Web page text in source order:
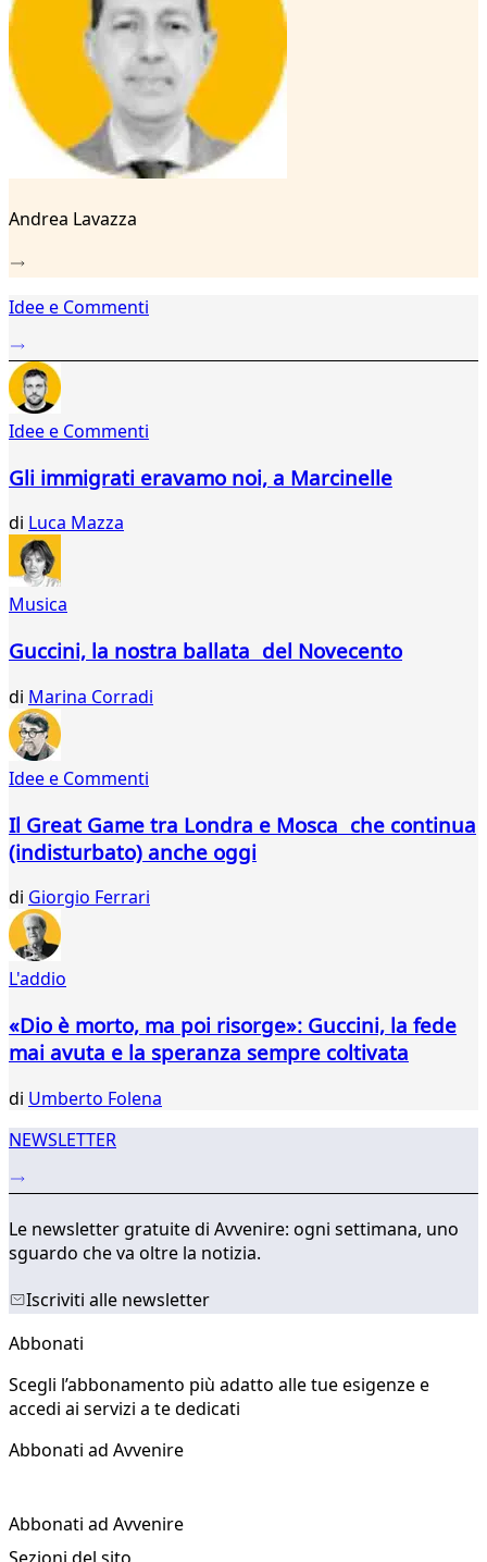
Andrea Lavazza
Idee e Commenti
Idee e Commenti
Gli immigrati eravamo noi, a Marcinelle
di Luca Mazza
Musica
Guccini, la nostra ballata del Novecento
di Marina Corradi
Idee e Commenti
Il Great Game tra Londra e Mosca che continua
(indisturbato) anche oggi
di Giorgio Ferrari
L'addio
«Dio è morto, ma poi risorge»: Guccini, la fede
mai avuta e la speranza sempre coltivata
di Umberto Folena
NEWSLETTER
Le newsletter gratuite di Avvenire: ogni settimana, uno
sguardo che va oltre la notizia.
Iscriviti alle newsletter
Abbonati
Scegli l’abbonamento più adatto alle tue esigenze e
accedi ai servizi a te dedicati
Abbonati ad Avvenire
Abbonati ad Avvenire